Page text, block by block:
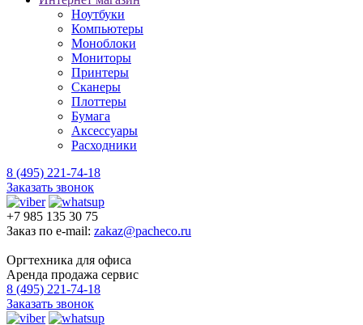
Ноутбуки
Компьютеры
Моноблоки
Мониторы
Принтеры
Сканеры
Плоттеры
Бумага
Аксессуары
Расходники
8 (495) 221-74-18
Заказать звонок
+7 985 135 30 75
Заказ по e-mail: zakaz@pacheco.ru
Оргтехника для офиса
Аренда продажа сервис
8 (495) 221-74-18
Заказать звонок